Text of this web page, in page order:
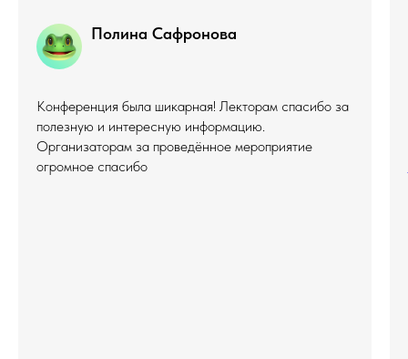
Полина Сафронова
Конференция была шикарная! Лекторам спасибо за
полезную и интересную информацию.
Организаторам за проведённое мероприятие
огромное спасибо